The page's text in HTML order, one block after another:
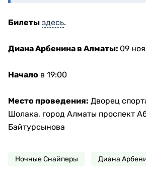
Билеты здесь.
Диана Арбенина в Алматы: 09
Начало в 19:00
Место проведения: Дворец
Шолака, город Алматы проспект
Байтурсынова
Ночные Снайперы Диана